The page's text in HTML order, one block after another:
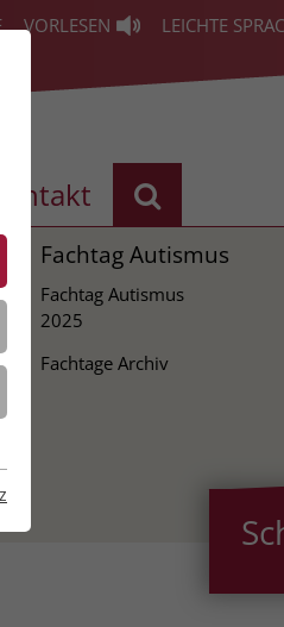
VORLESEN LEICHTE
Kontakt
Fachtag Autismus
Fachtag Autismus
2025
Fachtage Archiv